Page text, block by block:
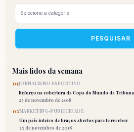
PESQUISAR
Mais lidos da semana
01JORNALISMO ESPORTIVO
Reforço na cobertura da Copa do Mundo da Tribuna
25 de novembro de 2018
02MARKETING-PUBLICIDADE
Um país inteiro de braços abertos para te receber
25 de novembro de 2018